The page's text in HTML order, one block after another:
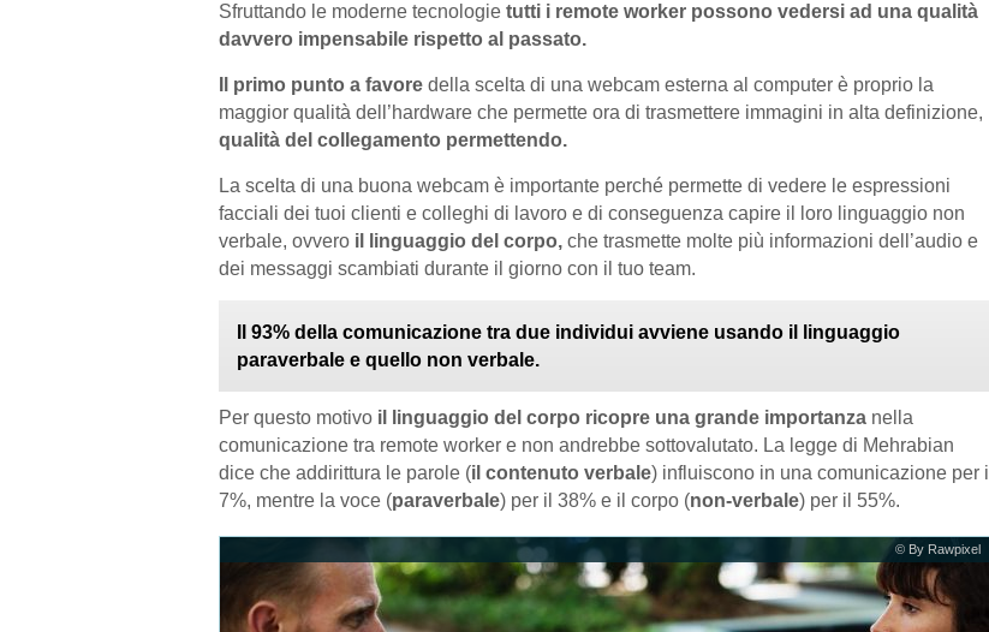
Sfruttando le moderne tecnologie tutti i remote worker possono vedersi ad una qualità
davvero impensabile rispetto al passato.
Il primo punto a favore della scelta di una webcam esterna al computer è proprio la
maggior qualità dell’hardware che permette ora di trasmettere immagini in alta definizione,
qualità del collegamento permettendo.
La scelta di una buona webcam è importante perché permette di vedere le espressioni
facciali dei tuoi clienti e colleghi di lavoro e di conseguenza capire il loro linguaggio non
verbale, ovvero il linguaggio del corpo, che trasmette molte più informazioni dell’audio e
dei messaggi scambiati durante il giorno con il tuo team.
Il 93% della comunicazione tra due individui avviene usando il linguaggio
paraverbale e quello non verbale.
Per questo motivo il linguaggio del corpo ricopre una grande importanza nella
comunicazione tra remote worker e non andrebbe sottovalutato. La legge di Mehrabian
dice che addirittura le parole (il contenuto verbale) influiscono in una comunicazione per il
7%, mentre la voce (paraverbale) per il 38% e il corpo (non-verbale) per il 55%.
© By Rawpixel